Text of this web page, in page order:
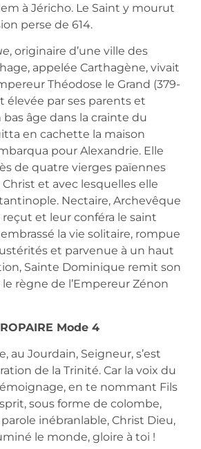
à Jéricho. Le Saint y mourut
perse de 614.
, originaire d’une ville des
appelée Carthagène, vivait
Théodose le Grand (379-
élevée par ses parents et
âge dans la crainte du
en cachette la maison
pour Alexandrie. Elle
de quatre vierges païennes
Christ et avec lesquelles elle
Nectaire, Archevêque
et leur conféra le saint
la vie solitaire, rompue
et parvenue à un haut
Sainte Dominique remit son
règne de l’Empereur Zénon
Mode 4
au Jourdain, Seigneur, s’est
de la Trinité. Car la voix du
en te nommant Fils
sous forme de colombe,
inébranlable, Christ Dieu,
le monde, gloire à toi !